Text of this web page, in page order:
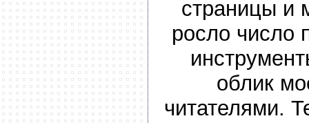
страницы и
росло число
облик
читателями.